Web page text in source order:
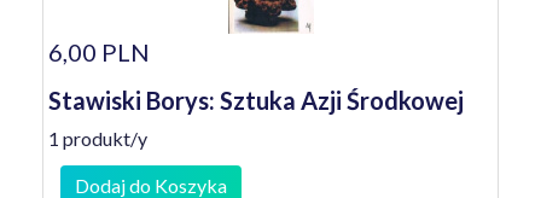
6,00 PLN
Stawiski Borys: Sztuka Azji Środkowej
1 produkt/y
Dodaj do Koszyka